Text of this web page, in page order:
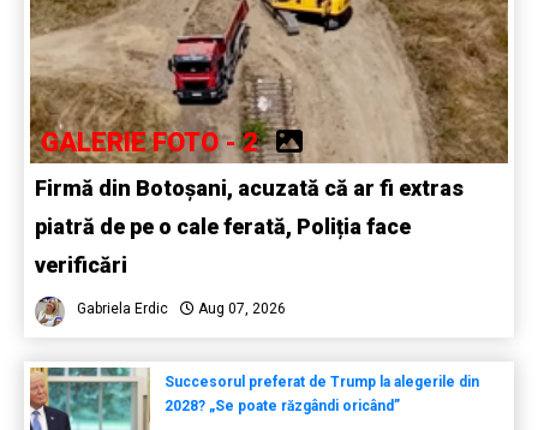
GALERIE FOTO - 2
Firmă din Botoșani, acuzată că ar fi extras
piatră de pe o cale ferată, Poliția face
verificări
Gabriela Erdic Aug 07, 2026
Succesorul preferat de Trump la alegerile din
2028? „Se poate răzgândi oricând”